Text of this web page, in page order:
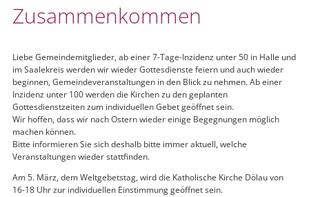
Zusammenkommen
Liebe Gemeindemitglieder, ab einer 7-Tage-Inzidenz unter 50 in Halle und
im Saalekreis werden wir wieder Gottesdienste feiern und auch wieder
beginnen, Gemeindeveranstaltungen in den Blick zu nehmen. Ab einer
Inzidenz unter 100 werden die Kirchen zu den geplanten
Gottesdienstzeiten zum individuellen Gebet geöffnet sein.
Wir hoffen, dass wir nach Ostern wieder einige Begegnungen möglich
machen können.
Bitte informieren Sie sich deshalb bitte immer aktuell, welche
Veranstaltungen wieder stattfinden.
Am 5. März, dem Weltgebetstag, wird die Katholische Kirche Dölau von
16-18 Uhr zur individuellen Einstimmung geöffnet sein.